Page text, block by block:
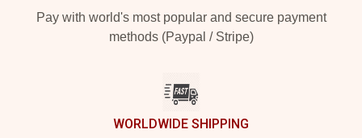
Pay with world's most popular and secure payment
methods (Paypal / Stripe)
WORLDWIDE SHIPPING